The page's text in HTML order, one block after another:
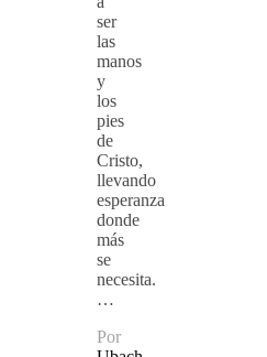
ser
las
manos
y
los
pies
de
Cristo,
llevando
esperanza
donde
más
se
necesita.
…
Por